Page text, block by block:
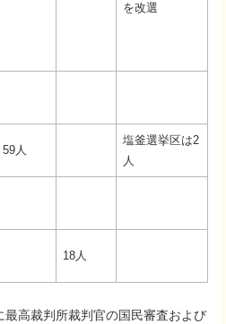
を改選
59人
塩釜選挙区は2
人
18人
高裁判所裁判官の国民審査および